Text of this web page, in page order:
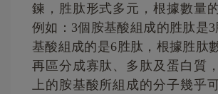
鍊，胜肽形式多元，根據數量
例如：3個胺基酸組成的胜肽是
基酸組成的是6胜肽，根據胜肽
再區分成寡肽、多肽及蛋白質
上的胺基酸所組成的分子幾乎